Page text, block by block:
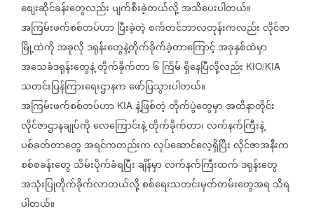
စျေးဆိုင်ခန်းတွေလည်းပျက်စီးခဲ့တယ်လို့အသိပေးပါတယ်။
အကြမ်းဖက်စစ်တပ်ဟာပြီးခဲ့တဲ့စက်တင်ဘာလတုန်းကလည်းလိုင်ဇာ
မြို့ထဲကိုအခုလိုဒရုန်းတွေနဲ့တိုက်ခိုက်ခဲ့တာကြောင့်အခုနှစ်ထဲမှာ
အသေခံဒရုန်းတွေနဲ့တိုက်ခိုက်တာ၆ကြိမ်ရှိနေပြီလို့လည်း KIO/KIA
သတင်းပြန်ကြားရေးဌာနကဖော်ပြသွားပါတယ်။
အကြမ်းဖက်စစ်တပ်ဟာ KIA နဲ့ဖြစ်တဲ့တိုက်ပွဲတွေမှာအထိနာတိုင်း
လိုင်ဇာဌာနချုပ်ကိုလေကြောင်းနဲ့တိုက်ခိုက်တာ၊လက်နက်ကြီးနဲ့
ပစ်ခတ်တာတွေအရင်ကတည်းကလုပ်ဆောင်လေ့ရှိပြီးလိုင်ဇာအနီးက
စစ်စခန်းတွေ သိမ်းပိုက်ခံရပြီးချိန်မှာလက်နက်ကြီးထက်ဒရုန်းတွေ
အသုံးပြုတိုက်ခိုက်လာတယ်လို့စစ်ရေးသတင်းမှတ်တမ်းတွေအရ သိရ
ပါတယ်။